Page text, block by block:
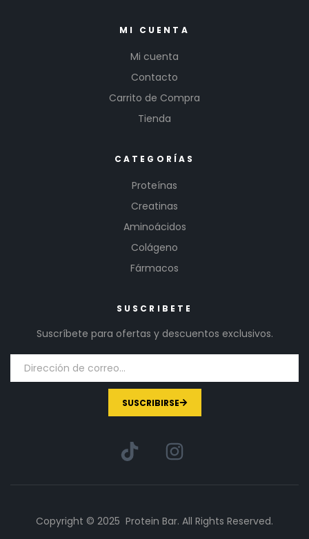
MI CUENTA
Mi cuenta
Contacto
Carrito de Compra
Tienda
CATEGORÍAS
Proteínas
Creatinas
Aminoácidos
Colágeno
Fármacos
SUSCRIBETE
Suscríbete para ofertas y descuentos exclusivos.
SUSCRIBIRSE
Copyright © 2025 Protein Bar. All Rights Reserved.